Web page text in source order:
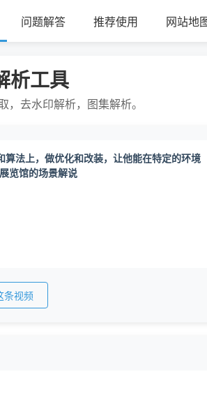
问题解答 推荐使用 网站地
析工具
去水印解析，图集解析。
法上，做优化和改装，让他能在特定的环境
览馆的场景解说
条视频